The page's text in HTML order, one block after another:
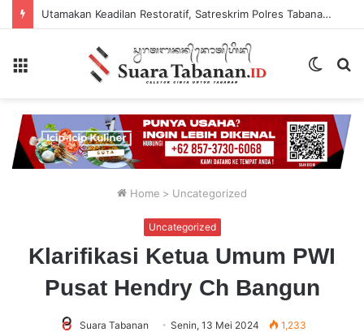
Utamakan Keadilan Restoratif, Satreskrim Polres Tabanan Gelar Perkara Kasus Penganiayaan Anak
Switch
Home > Uncategorized
Uncategorized
Klarifikasi Ketua Umum PWI
Pusat Hendry Ch Bangun
Suara Tabanan Senin, 13 Mei 2024 1,233